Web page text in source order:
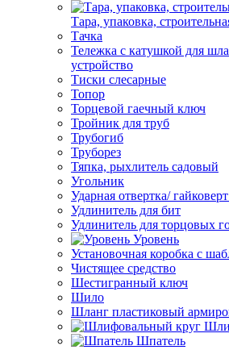
Тара, упаковка,
Тачка
Тележка с катушкой для
устройство
Тиски слесарные
Топор
Торцевой гаечный ключ
Тройник для труб
Трубогиб
Труборез
Тяпка, рыхлитель садовый
Угольник
Ударная отвертка/
Удлинитель для бит
Удлинитель для торцовых
Уровень
Установочная коробка с
Чистящее средство
Шестигранный ключ
Шило
Шланг пластиковый
Шпатель